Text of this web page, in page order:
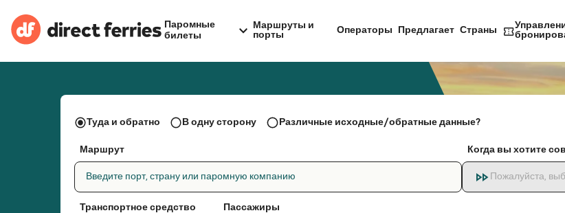
Паромные
билеты
Маршруты и
порты
Операторы Предлагает Страны
Туда и обратно В одну сторону Различные исходные/обратные данные?
Маршрут
Введите порт, страну или паромную компанию
Когда вы хотите
Пожалуйста,
Транспортное средство Пассажиры